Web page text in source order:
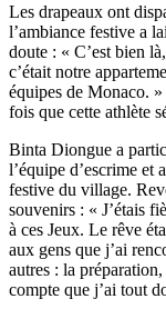
Les drapeaux ont
l’ambiance festive a
doute : « C’est bien
c’était notre
équipes de Monaco.
fois que cette athlète
Binta Diongue a
l’équipe d’escrime et
festive du village.
souvenirs : « J’étais
à ces Jeux. Le rêve
aux gens que j’ai
autres : la
compte que j’ai tout